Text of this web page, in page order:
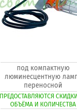
под компактную
люминесцентную
переносной
ПРЕДОСТАВЛЯЮТСЯ
ОБЪЁМА И КОЛИЧЕСТВА